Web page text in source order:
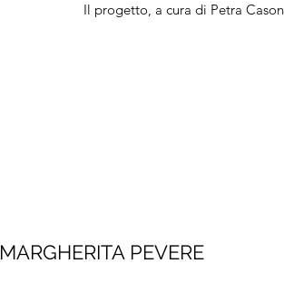
Il progetto, a cura di Petra
MARGHERITA PEVERE